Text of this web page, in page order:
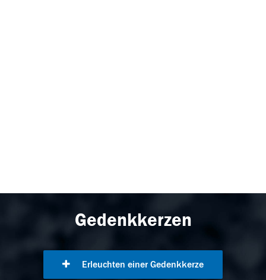
Gedenkkerzen
Erleuchten einer Gedenkkerze